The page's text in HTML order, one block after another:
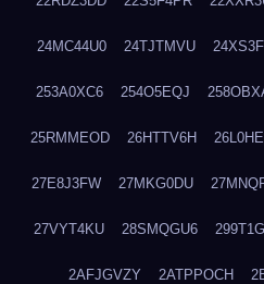
24MC44U0 24TJTMVU
253A0XC6 254O5EQJ
25RMMEOD 26HTTV6H
27E8J3FW 27MKG0DU
27VYT4KU 28SMQGU6
2AFJGVZY 2ATPPOCH